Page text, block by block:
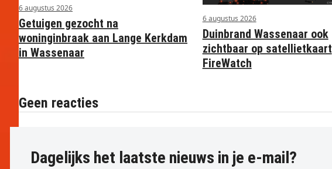
6 augustus 2026
Getuigen gezocht na
woninginbraak aan Lange Kerkdam
in Wassenaar
6 augustus 2026
Duinbrand Wassenaar ook
zichtbaar op satellietkaart
FireWatch
Geen reacties
Dagelijks het laatste nieuws in je e-mail?